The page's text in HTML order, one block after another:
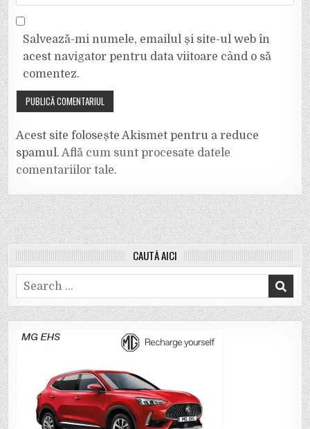
Salvează-mi numele, emailul și site-ul web în
acest navigator pentru data viitoare când o să
comentez.
Acest site folosește Akismet pentru a reduce
spamul.Află cum sunt procesate datele
comentariilor tale.
CAUTĂ AICI
Search
for: